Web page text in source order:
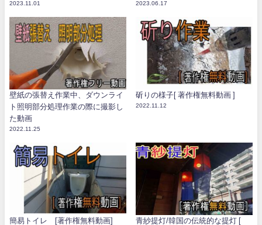
2023.11.01 2023.06.17
壁紙の張替え作業中、ダウンライ
ト照明部分処理作業の際に撮影し
た動画
2022.11.25
斫りの様子[ 著作権無料動画 ]
2022.11.12
簡易トイレ [著作権無料動画]
青紗提灯/韓国の伝統的な提灯 [